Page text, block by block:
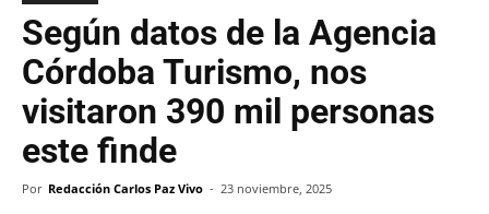
Según datos de la Agencia
Córdoba Turismo, nos
visitaron 390 mil personas
este finde
Por Redacción Carlos Paz Vivo - 23 noviembre, 2025